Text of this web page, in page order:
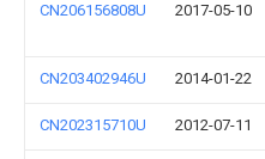
CN206156808U 2017-05-10
CN203402946U 2014-01-22
CN202315710U 2012-07-11